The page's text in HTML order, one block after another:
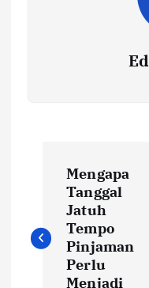
s
Mengapa
Tanggal
Jatuh
Tempo
Pinjaman
Perlu
Menjadi